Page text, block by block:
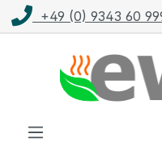
Zum Hauptinhalt
+49 (0) 9343 60